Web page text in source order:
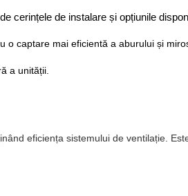
cerințele de instalare și opțiunile
o captare mai eficientă a aburului și
a unității.
eficiența sistemului de ventilație.